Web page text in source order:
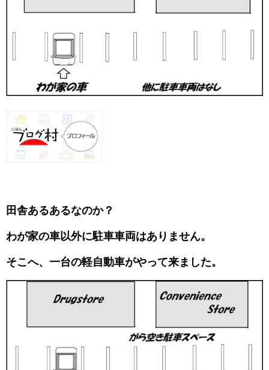
田舎あるあるなのか？
わが家の車以外に駐車車両はありません。
そこへ、一台の軽自動車がやって来ました。